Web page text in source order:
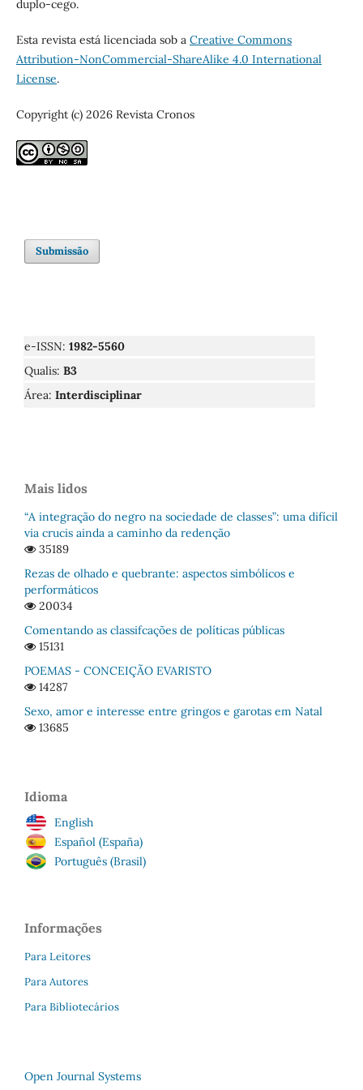
duplo-cego.
Esta revista está licenciada sob a Creative Commons
Attribution-NonCommercial-ShareAlike 4.0 International
License.
Copyright (c) 2026 Revista Cronos
Submissão
e-ISSN: 1982-5560
Qualis: B3
Área: Interdisciplinar
Mais lidos
“A integração do negro na sociedade de classes”: uma difícil
via crucis ainda a caminho da redenção
35189
Rezas de olhado e quebrante: aspectos simbólicos e
performáticos
20034
Comentando as classifcações de políticas públicas
15131
POEMAS - CONCEIÇÃO EVARISTO
14287
Sexo, amor e interesse entre gringos e garotas em Natal
13685
Idioma
English
Español (España)
Português (Brasil)
Informações
Para Leitores
Para Autores
Para Bibliotecários
Open Journal Systems